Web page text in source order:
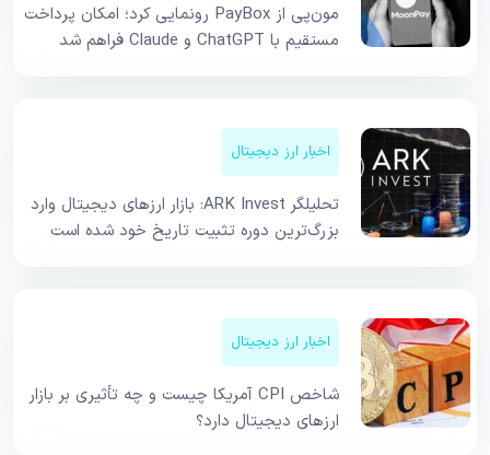
مون‌پی از PayBox رونمایی کرد؛ امکان پرداخت
مستقیم با ChatGPT و Claude فراهم شد
اخبار ارز دیجیتال
تحلیلگر ARK Invest: بازار ارزهای دیجیتال وارد
بزرگ‌ترین دوره تثبیت تاریخ خود شده است
اخبار ارز دیجیتال
شاخص CPI آمریکا چیست و چه تأثیری بر بازار
ارزهای دیجیتال دارد؟